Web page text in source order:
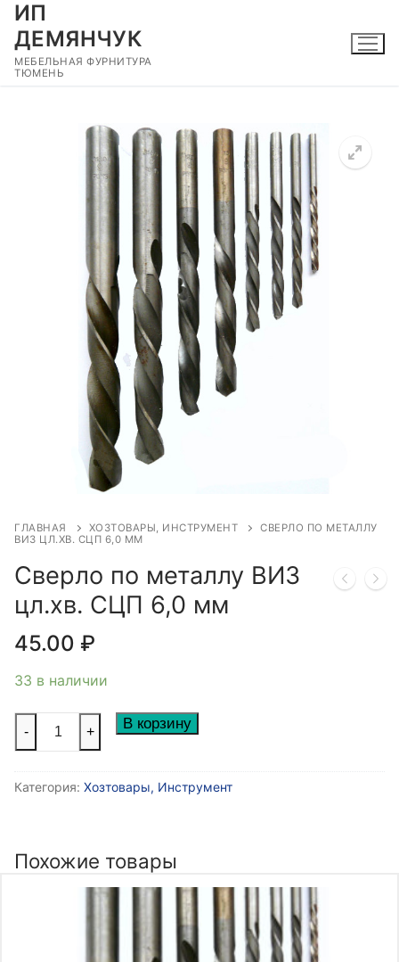
Перейти
содержимому
ИП
ДЕМЯНЧУК
МЕБЕЛЬНАЯ ФУРНИТУРА
ТЮМЕНЬ
ГЛАВНАЯ ХОЗТОВАРЫ, ИНСТРУМЕНТ
СВЕРЛО ПО МЕТАЛЛУ
ВИЗ ЦЛ.ХВ. СЦП 6,0 ММ
Сверло по металлу ВИЗ
цл.хв. СЦП 6,0 мм
45.00 ₽
33 в наличии
Количество
по
цл.хв.
- + В корзину
Категория: Хозтовары, Инструмент
Похожие товары